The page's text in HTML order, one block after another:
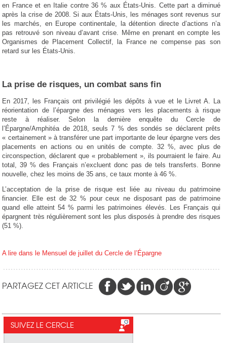
en France et en Italie contre 36 % aux États-Unis. Cette part a diminué
après la crise de 2008. Si aux États-Unis, les ménages sont revenus sur
les marchés, en Europe continentale, la détention directe d’actions n’a
pas retrouvé son niveau d’avant crise. Même en prenant en compte les
Organismes de Placement Collectif, la France ne compense pas son
retard sur les États-Unis.
La prise de risques, un combat sans fin
En 2017, les Français ont privilégié les dépôts à vue et le Livret A. La
réorientation de l’épargne des ménages vers les placements à risque
reste à réaliser. Selon la dernière enquête du Cercle de
l’Épargne/Amphitéa de 2018, seuls 7 % des sondés se déclarent prêts
« certainement » à transférer une part importante de leur épargne vers des
placements en actions ou en unités de compte. 32 %, avec plus de
circonspection, déclarent que « probablement », ils pourraient le faire. Au
total, 39 % des Français n’excluent donc pas de tels transferts. Bonne
nouvelle, chez les moins de 35 ans, ce taux monte à 46 %.
L’acceptation de la prise de risque est liée au niveau du patrimoine
financier. Elle est de 32 % pour ceux ne disposant pas de patrimoine
quand elle atteint 54 % parmi les patrimoines élevés. Les Français qui
épargnent très régulièrement sont les plus disposés à prendre des risques
(51 %).
A lire dans le Mensuel de juillet du Cercle de l’Épargne
PARTAGEZ CET ARTICLE
SUIVEZ LE CERCLE